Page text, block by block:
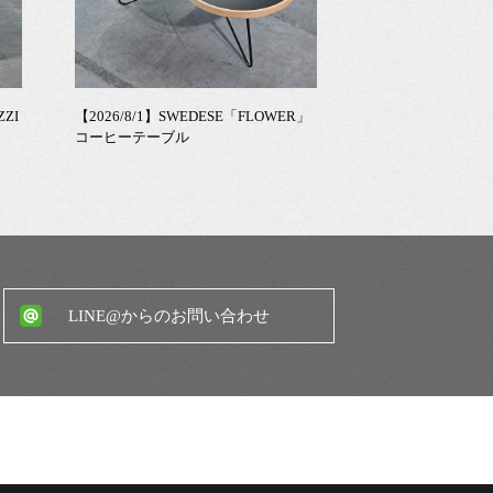
【2026/8/1】SWEDESE「FLOWER」
コーヒーテーブル
LINE@からのお問い合わせ